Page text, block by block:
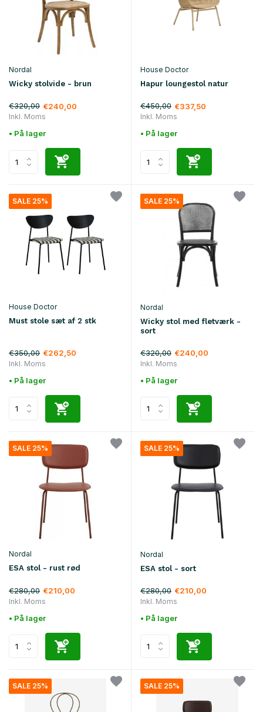
Nordal
Wicky stolvide - brun
€320,00 €240,00
Inkl. Moms
• På lager
House Doctor
Hapur loungestol natur
€450,00 €337,50
Inkl. Moms
• På lager
SALE 25%
House Doctor
Must stole sæt af 2 stk
€350,00 €262,50
Inkl. Moms
• På lager
SALE 25%
Nordal
Wicky stol med fletværk -
sort
€320,00 €240,00
Inkl. Moms
• På lager
SALE 25%
Nordal
ESA stol - rust rød
€280,00 €210,00
Inkl. Moms
• På lager
SALE 25%
Nordal
ESA stol - sort
€280,00 €210,00
Inkl. Moms
• På lager
SALE 25% SALE 25%